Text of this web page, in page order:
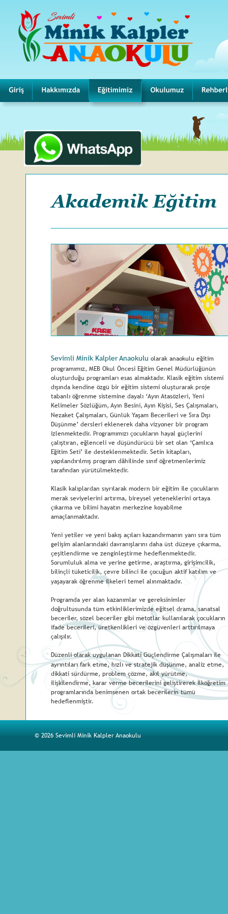
© 2026 Sevimli Minik Kalpler Anaokulu
Akademik Eğitim
Sevimli Minik Kalpler Anaokulu olarak anaokulu eğitim
programımız, MEB Okul Öncesi Eğitim Genel Müdürlüğünün
oluşturduğu programları esas almaktadır. Klasik eğitim sistemi
dışında kendine özgü bir eğitim sistemi oluşturarak proje
tabanlı öğrenme sistemine dayalı ‘Ayın Atasözleri, Yeni
Kelimeler Sözlüğüm, Ayın Besini, Ayın Kişisi, Ses Çalışmaları,
Nezaket Çalışmaları, Günlük Yaşam Becerileri ve Sıra Dışı
Düşünme’ dersleri eklenerek daha vizyoner bir program
izlenmektedir. Programımızı çocukların hayal güçlerini
çalıştıran, eğlenceli ve düşündürücü bir set olan ‘Çamlıca
Eğitim Seti’ ile desteklenmektedir. Setin kitapları,
yapılandırılmış program dâhilinde sınıf öğretmenlerimiz
tarafından yürütülmektedir.
Klasik kalıplardan sıyrılarak modern bir eğitim ile çocukların
merak seviyelerini artırma, bireysel yeteneklerini ortaya
çıkarma ve bilimi hayatın merkezine koyabilme
amaçlanmaktadır.
Yeni yetiler ve yeni bakış açıları kazandırmanın yanı sıra tüm
gelişim alanlarındaki davranışlarını daha üst düzeye çıkarma,
çeşitlendirme ve zenginleştirme hedeflenmektedir.
Sorumluluk alma ve yerine getirme, araştırma, girişimcilik,
bilinçli tüketicilik, çevre bilinci ile çocuğun aktif katılım ve
yaşayarak öğrenme ilkeleri temel alınmaktadır.
Programda yer alan kazanımlar ve gereksinimler
doğrultusunda tüm etkinliklerimizde eğitsel drama, sanatsal
beceriler, sözel beceriler gibi metotlar kullanılarak çocukların
ifade becerileri, üretkenlikleri ve özgüvenleri arttırılmaya
çalışılır.
Düzenli olarak uygulanan Dikkati Güçlendirme Çalışmaları ile
ayrıntıları fark etme, hızlı ve stratejik düşünme, analiz etme,
dikkati sürdürme, problem çözme, akıl yürütme,
ilişkilendirme, karar verme becerilerini geliştirerek İlköğretim
programlarında benimsenen ortak becerilerin tümü
hedeflenmiştir.